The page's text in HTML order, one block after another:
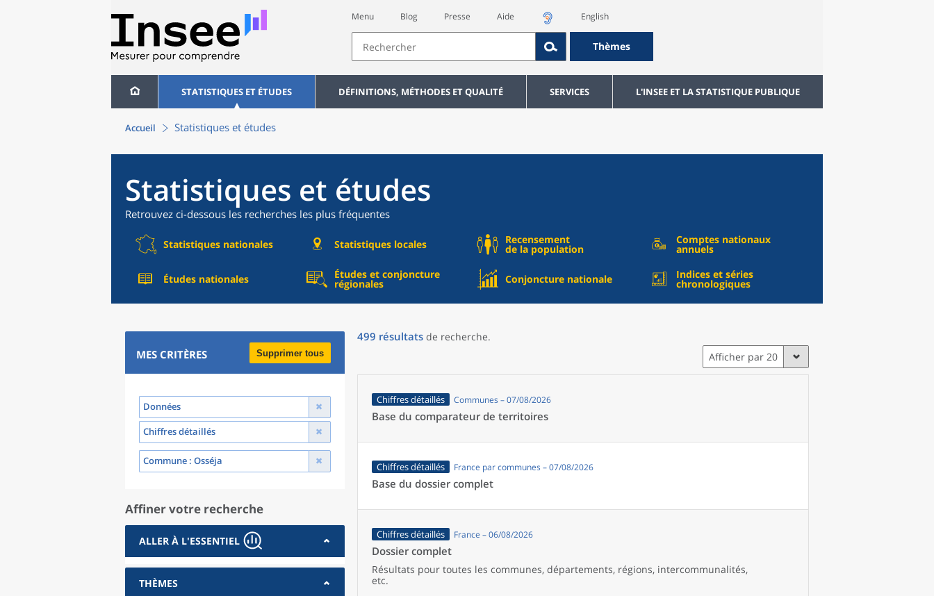
Menu Blog Presse Aide English
Thèmes
STATISTIQUES ET ÉTUDES DÉFINITIONS, MÉTHODES ET QUALITÉ SERVICES L'INSEE ET LA STATISTIQUE PUBLIQUE
Accueil Statistiques et études
Statistiques et études
Retrouvez ci-dessous les recherches les plus fréquentes
Statistiques nationales Statistiques locales Recensement
de la population
Comptes nationaux
annuels
Études nationales Études et conjoncture
régionales Conjoncture nationale Indices et séries
chronologiques
MES CRITÈRES Supprimer tous
Données
Chiffres détaillés
Commune : Osséja
Affiner votre recherche
ALLER À L'ESSENTIEL
THÈMES
499 résultats de recherche.
Afficher par 20
Chiffres détaillés Communes – 07/08/2026
Base du comparateur de territoires
Chiffres détaillés France par communes – 07/08/2026
Base du dossier complet
Chiffres détaillés France – 06/08/2026
Dossier complet
Résultats pour toutes les communes, départements, régions, intercommunalités,
etc.